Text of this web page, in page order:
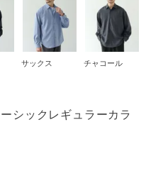
サックス チャコール
シックレギュラーカラ